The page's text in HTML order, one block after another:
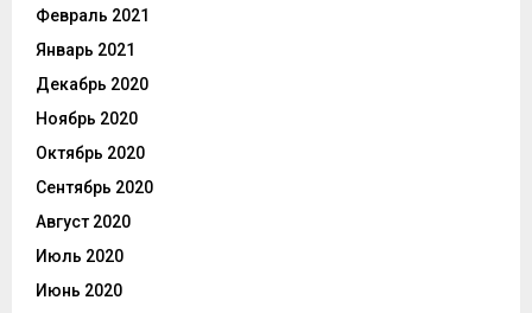
Февраль 2021
Январь 2021
Декабрь 2020
Ноябрь 2020
Октябрь 2020
Сентябрь 2020
Август 2020
Июль 2020
Июнь 2020